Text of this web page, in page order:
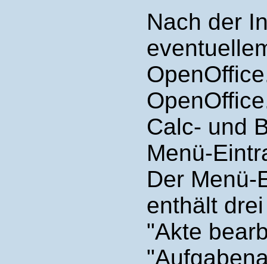
Nach der
Calc- und
Menü-
Der Menü-
enthält
"Akte